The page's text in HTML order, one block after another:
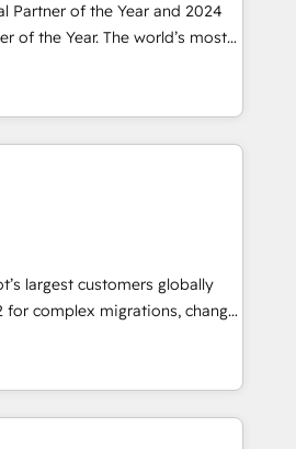
Partner of the Year and 2024
of the Year. The world’s most
accredited HubSpot Solutions
EMEA, APAC and NAM,
programmes and
HubSpot Hub. 🧭 From
to AI-powered automation,
clarity, human at global
it is proof of trust built through
largest customers globally
for complex migrations, change
integration, and creative
measurable impact and
of the few full-
in the HubSpot